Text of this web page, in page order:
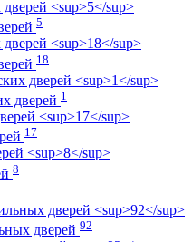
5
18
дверей 1
17
8
дверей 92